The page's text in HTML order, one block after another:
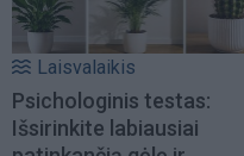
Laisvalaikis
Psichologinis testas:
Išsirinkite labiausiai